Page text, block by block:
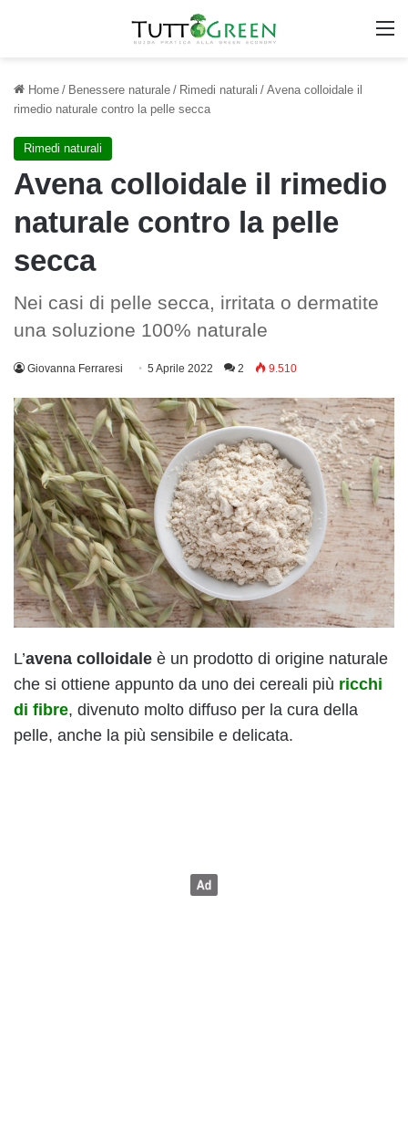
Home / Benessere naturale / Rimedi naturali / Avena colloidale il
rimedio naturale contro la pelle secca
Rimedi naturali
Avena colloidale il rimedio
naturale contro la pelle
secca
Nei casi di pelle secca, irritata o dermatite
una soluzione 100% naturale
Giovanna Ferraresi 5 Aprile 2022 2 9.510
L’avena colloidale è un prodotto di origine naturale
che si ottiene appunto da uno dei cereali più ricchi
di fibre, divenuto molto diffuso per la cura della
pelle, anche la più sensibile e delicata.